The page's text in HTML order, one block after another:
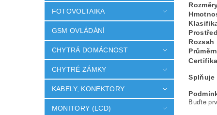
FOTOVOLTAIKA
GSM OVLÁDÁNÍ
CHYTRÁ DOMÁCNOST
CHYTRÉ ZÁMKY
KABELY, KONEKTORY
MONITORY (LCD)
Splňuje
Buďte